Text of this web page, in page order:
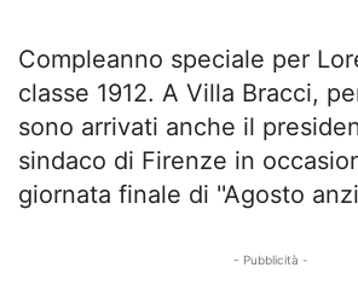
Compleanno speciale per
classe 1912. A Villa Bracci,
sono arrivati anche il
sindaco di Firenze in
giornata finale di ''Agosto
- Pubblicità -